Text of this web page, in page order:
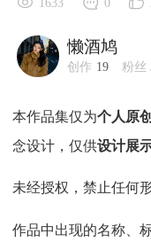
懒酒鸠
创作 19 粉丝
本作品集仅为个人原
念设计，仅供设计展
未经授权，禁止任何
作品中出现的名称、